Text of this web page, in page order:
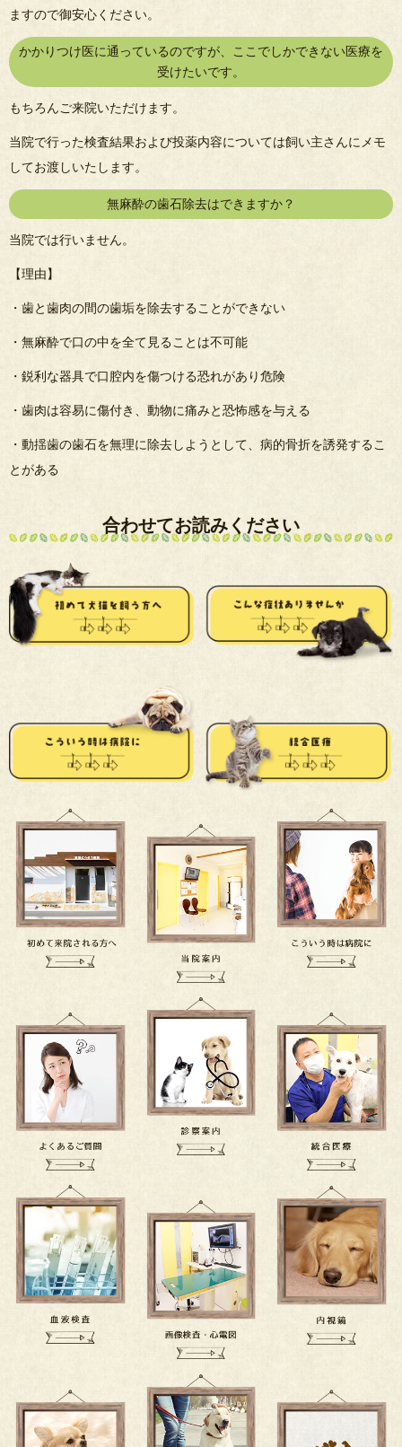
ますので御安心ください。
かかりつけ医に通っているのですが、ここでしかできない医療を
受けたいです。
もちろんご来院いただけます。
当院で行った検査結果および投薬内容については飼い主さんにメモ
してお渡しいたします。
無麻酔の歯石除去はできますか？
当院では行いません。
【理由】
・歯と歯肉の間の歯垢を除去することができない
・無麻酔で口の中を全て見ることは不可能
・鋭利な器具で口腔内を傷つける恐れがあり危険
・歯肉は容易に傷付き、動物に痛みと恐怖感を与える
・動揺歯の歯石を無理に除去しようとして、病的骨折を誘発するこ
とがある
合わせてお読みください